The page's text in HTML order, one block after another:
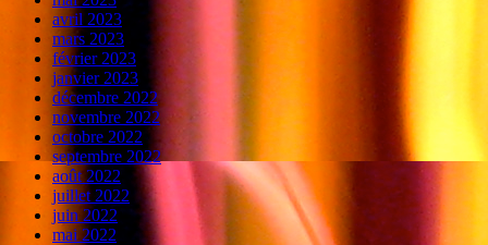
avril 2023
mars 2023
février 2023
janvier 2023
décembre 2022
novembre 2022
octobre 2022
septembre 2022
août 2022
juillet 2022
juin 2022
mai 2022